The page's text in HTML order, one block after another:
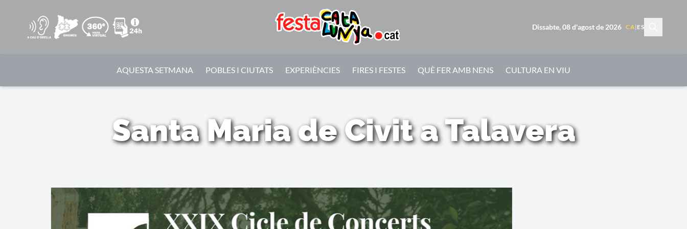
Dissabte, 08 d'agost de 2026 CA| ES
AQUESTA SETMANA POBLES I CIUTATS EXPERIÈNCIES FIRES I FESTES QUÈ FER AMB NENS CULTURA EN VIU
Santa Maria de Civit a Talavera